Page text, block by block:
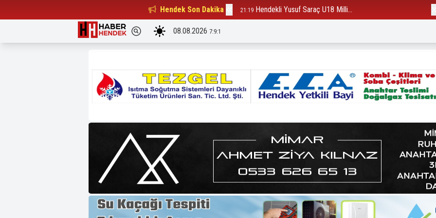
Hendek Son Dakika
Beşiktaşlılar Derneği Başkanı... 21:19 Hendekli Yusuf Saraç U18 Milli...
08.08.2026 7:9:3